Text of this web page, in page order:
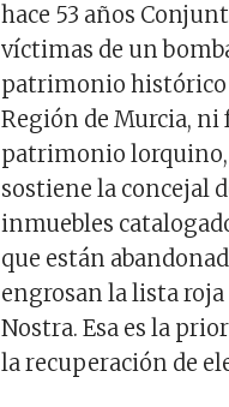
hace 53 años
víctimas de un
patrimonio histórico
Región de Murcia,
patrimonio
sostiene la concejal
inmuebles
que están
engrosan la lista
Nostra. Esa es la
la recuperación de